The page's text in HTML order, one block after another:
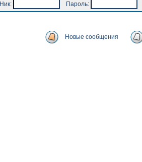
Ник: Пароль:
Новые сообщения